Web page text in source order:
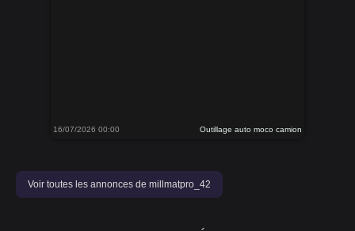
16/07/2026 00:00 Outillage auto moco camion
Voir toutes les annonces de millmatpro_42